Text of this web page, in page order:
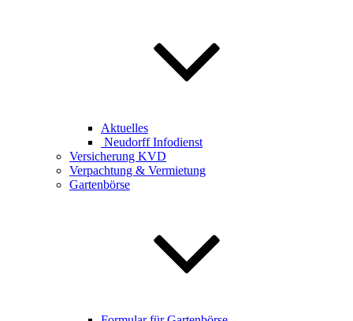
Aktuelles
Neudorff Infodienst
Versicherung KVD
Verpachtung & Vermietung
Gartenbörse